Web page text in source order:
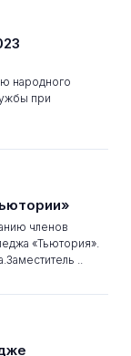
народного
при
членов
«Тьютория».
..